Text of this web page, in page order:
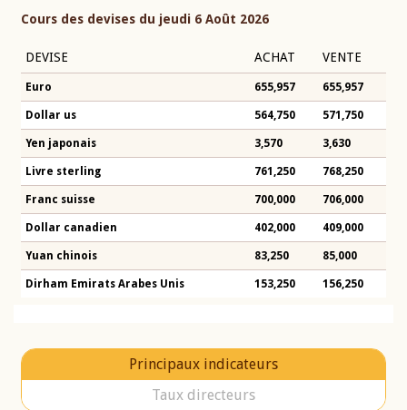
Cours des devises du jeudi 6 Août 2026
DEVISE ACHAT VENTE
Euro 655,957 655,957
Dollar us 564,750 571,750
Yen japonais 3,570 3,630
Livre sterling 761,250 768,250
Franc suisse 700,000 706,000
Dollar canadien 402,000 409,000
Yuan chinois 83,250 85,000
Dirham Emirats Arabes Unis 153,250 156,250
Principaux indicateurs
Taux directeurs